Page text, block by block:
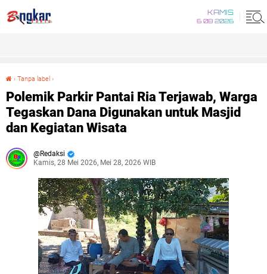
KAMIS
6 08 2026
› Tanpa label ›
Polemik Parkir Pantai Ria Terjawab, Warga
Tegaskan Dana Digunakan untuk Masjid
dan Kegiatan Wisata
Redaksi
Kamis, 28 Mei 2026, Mei 28, 2026 WIB